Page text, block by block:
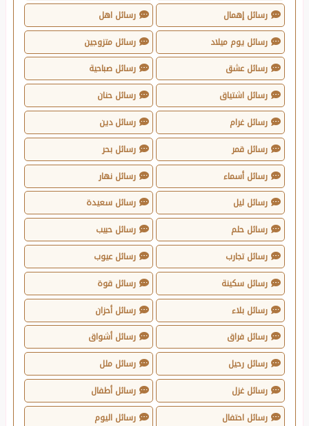
رسائل إهمال
رسائل اهل
رسائل يوم ميلاد
رسائل متزوجين
رسائل عشق
رسائل صباحية
رسائل اشتياق
رسائل حنان
رسائل غرام
رسائل دين
رسائل قمر
رسائل بحر
رسائل أسماء
رسائل نهار
رسائل ليل
رسائل سعيدة
رسائل حلم
رسائل حبيب
رسائل تجارب
رسائل عيوب
رسائل سكينة
رسائل قوة
رسائل بلاء
رسائل أحزان
رسائل فراق
رسائل أشواق
رسائل رحيل
رسائل ملل
رسائل غزل
رسائل أطفال
رسائل احتفال
رسائل اليوم